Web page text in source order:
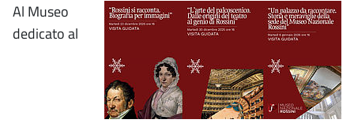
Al Museo
dedicato al